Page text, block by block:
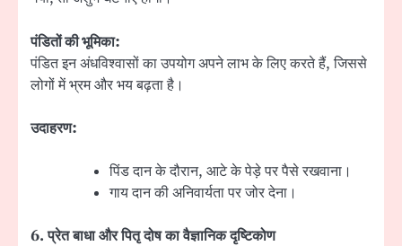
पंडितों की भूमिका:
पंडित इन अंधविश्वासों का उपयोग अपने लाभ के लिए करते हैं, जिससे
लोगों में भ्रम और भय बढ़ता है।
उदाहरण:
पिंड दान के दौरान, आटे के पेड़े पर पैसे रखवाना।
गाय दान की अनिवार्यता पर जोर देना।
6.प्रेत बाधा और पितृ दोष का वैज्ञानिक दृष्टिकोण